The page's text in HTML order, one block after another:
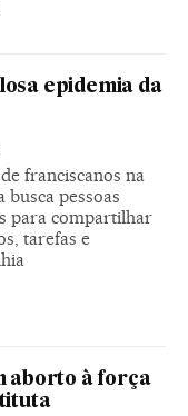
epidemia da
franciscanos na
busca pessoas
para compartilhar
tarefas e
aborto à força